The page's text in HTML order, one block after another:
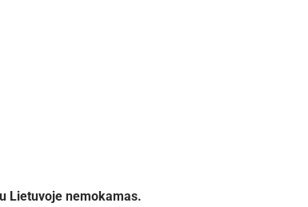
Lietuvoje nemokamas.